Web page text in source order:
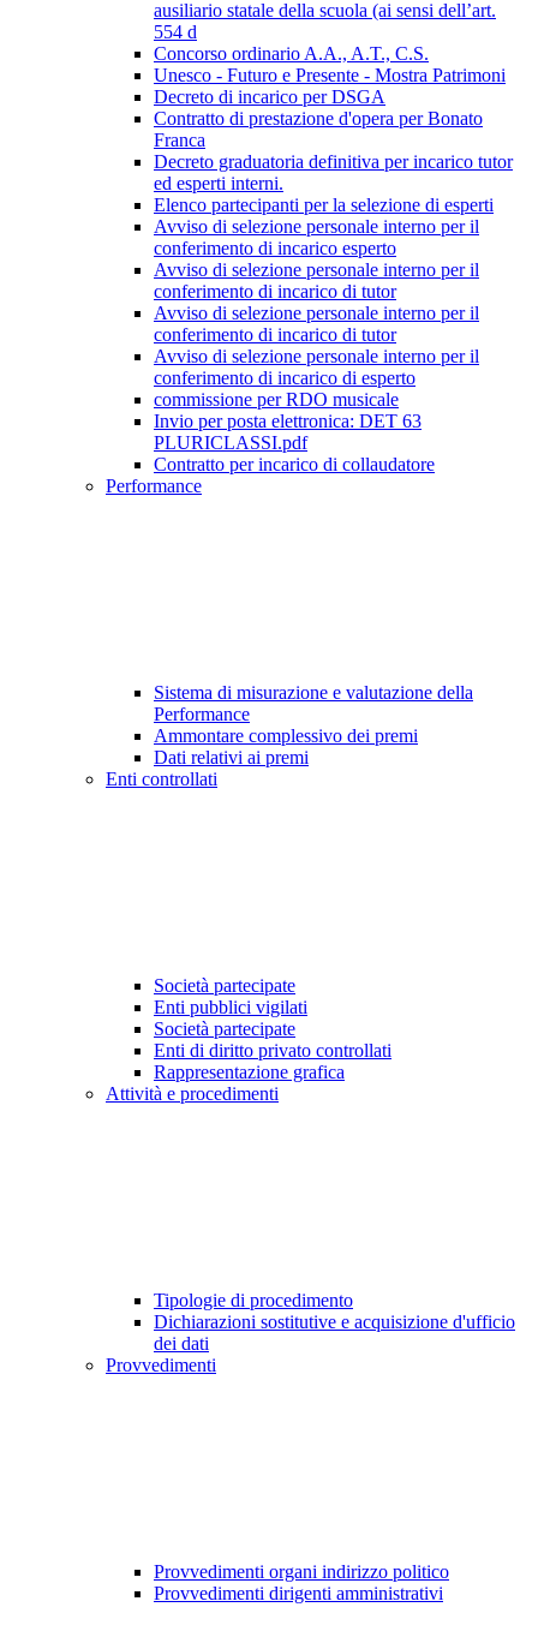
ausiliario statale della scuola (ai sensi dell’art.
554 d
Concorso ordinario A.A., A.T., C.S.
Unesco - Futuro e Presente - Mostra Patrimoni
Decreto di incarico per DSGA
Contratto di prestazione d'opera per Bonato
Franca
Decreto graduatoria definitiva per incarico tutor
ed esperti interni.
Elenco partecipanti per la selezione di esperti
Avviso di selezione personale interno per il
conferimento di incarico esperto
Avviso di selezione personale interno per il
conferimento di incarico di tutor
Avviso di selezione personale interno per il
conferimento di incarico di tutor
Avviso di selezione personale interno per il
conferimento di incarico di esperto
commissione per RDO musicale
Invio per posta elettronica: DET 63
PLURICLASSI.pdf
Contratto per incarico di collaudatore
Performance
Sistema di misurazione e valutazione della
Performance
Ammontare complessivo dei premi
Dati relativi ai premi
Enti controllati
Società partecipate
Enti pubblici vigilati
Società partecipate
Enti di diritto privato controllati
Rappresentazione grafica
Attività e procedimenti
Tipologie di procedimento
Dichiarazioni sostitutive e acquisizione d'ufficio
dei dati
Provvedimenti
Provvedimenti organi indirizzo politico
Provvedimenti dirigenti amministrativi